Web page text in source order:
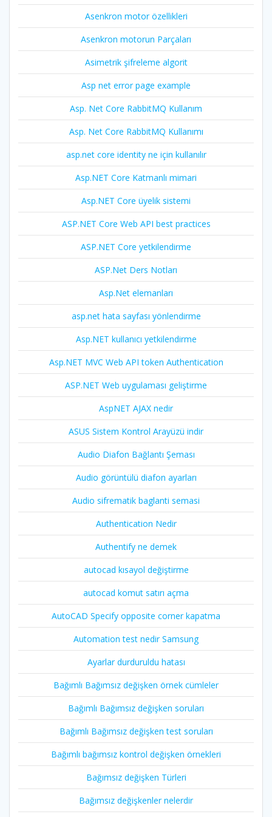
Asenkron motor özellikleri
Asenkron motorun Parçaları
Asimetrik şifreleme algorit
Asp net error page example
Asp. Net Core RabbitMQ Kullanım
Asp. Net Core RabbitMQ Kullanımı
asp.net core identity ne için kullanılır
Asp.NET Core Katmanlı mimari
Asp.NET Core üyelik sistemi
ASP.NET Core Web API best practices
ASP.NET Core yetkilendirme
ASP.Net Ders Notları
Asp.Net elemanları
asp.net hata sayfası yönlendirme
Asp.NET kullanıcı yetkilendirme
Asp.NET MVC Web API token Authentication
ASP.NET Web uygulaması geliştirme
AspNET AJAX nedir
ASUS Sistem Kontrol Arayüzü indir
Audio Diafon Bağlantı Şeması
Audio görüntülü diafon ayarları
Audio sifrematik baglanti semasi
Authentication Nedir
Authentify ne demek
autocad kısayol değiştirme
autocad komut satırı açma
AutoCAD Specify opposite corner kapatma
Automation test nedir Samsung
Ayarlar durduruldu hatası
Bağımlı Bağımsız değişken örnek cümleler
Bağımlı Bağımsız değişken soruları
Bağımlı Bağımsız değişken test soruları
Bağımlı bağımsız kontrol değişken örnekleri
Bağımsız değişken Türleri
Bağımsız değişkenler nelerdir